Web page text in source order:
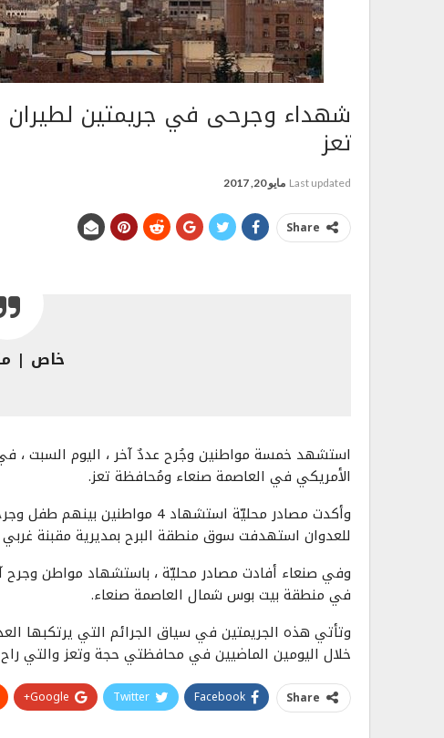
شهداء وجرحى في جريمتين لطيران
تعز
Last updated مايو 20, 2017
Share
خاص |
استشهد خمسة مواطنين وجُرح عددٌ آخر ، اليوم السبت ،
الأمريكي في العاصمة صنعاء ومُحافظة تعز.
وأكدت مصادر محليّة استشهاد 4
للعدوان استهدفت سوق منطقة البرح بمديرية مقبنة غربي
وفي صنعاء أفادت مصادر محليّة ، باستشهاد مواطن وجرح
في منطقة بيت بوس شمال العاصمة صنعاء.
وتأتي هذه الجريمتين في سياق الجرائم التي يرتكبها
خلال اليومين الماضيين في محافظتي حجة وتعز والتي
Share
Facebook
Twitter
Google+